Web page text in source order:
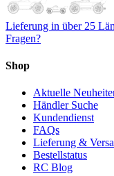
Lieferung in über 25
Fragen?
Shop
Aktuelle
Händler Suche
Kundendienst
FAQs
Lieferung &
Bestellstatus
RC Blog